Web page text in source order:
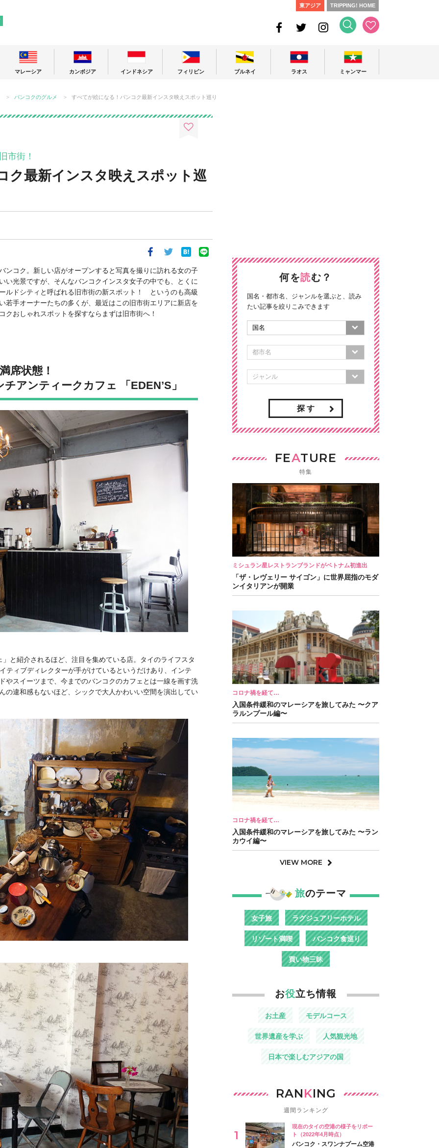
東アジア TRIPPING! HOME
マレーシア カンボジア インドネシア フィリピン ブルネイ ラオス ミャンマー
バンコクのグルメ すべてが絵になる！バンコク最新インスタ映えスポット巡り
市街！
ク最新インスタ映えスポット巡
ンコク。新しい店がオープンすると写真を撮りに訪れる女の子
い光景ですが、そんなバンコクインスタ女子の中でも、とくに
ルドシティと呼ばれる旧市街の新スポット！ というのも高級
若手オーナーたちの多くが、最近はこの旧市街エリアに新店を
おしゃれスポットを探すならまずは旧市街へ！
席状態！
アンティークカフェ 「EDEN’S」
と紹介されるほど、注目を集めている店。タイのライフスタ
ティブディレクターが手がけているというだけあり、インテ
やスイーツまで、今までのバンコクのカフェとは一線を画す洗
の違和感もないほど、シックで大人かわいい空間を演出してい
何を読む？
国名・都市名、ジャンルを選ぶと、読み
たい記事を絞りこみできます
探 す
FEATURE
特集
ミシュラン星レストランブランドがベトナム初進出
「ザ・レヴェリー サイゴン」に世界屈指のモダ
ンイタリアンが開業
コロナ禍を経て…
入国条件緩和のマレーシアを旅してみた 〜クア
ラルンプール編〜
コロナ禍を経て…
入国条件緩和のマレーシアを旅してみた 〜ラン
カウイ編〜
VIEW MORE
旅のテーマ
女子旅 ラグジュアリーホテル
リゾート満喫 バンコク食巡り
買い物三昧
お役立ち情報
お土産 モデルコース
世界遺産を学ぶ 人気観光地
日本で楽しむアジアの国
RANKING
週間ランキング
現在のタイの空港の様子をリポー
ト（2022年4月時点）
バンコク・スワンナプーム空港